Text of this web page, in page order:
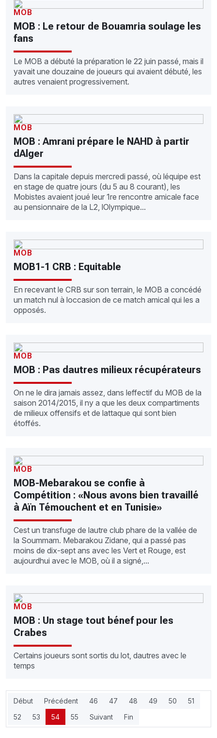
MOB
MOB : Le retour de Bouamria soulage les
fans
Le MOB a débuté la préparation le 22 juin passé, mais il
yavait une douzaine de joueurs qui avaient débuté, les
autres venaient progressivement.
MOB
MOB : Amrani prépare le NAHD à partir
dAlger
Dans la capitale depuis mercredi passé, où léquipe est
en stage de quatre jours (du 5 au 8 courant), les
Mobistes avaient joué leur 1re rencontre amicale face
au pensionnaire de la L2, lOlympique...
MOB
MOB1-1 CRB : Equitable
En recevant le CRB sur son terrain, le MOB a concédé
un match nul à loccasion de ce match amical qui les a
opposés.
MOB
MOB : Pas dautres milieux récupérateurs
On ne le dira jamais assez, dans leffectif du MOB de la
saison 2014/2015, il ny a que les deux compartiments
de milieux offensifs et de lattaque qui sont bien
étoffés.
MOB
MOB-Mebarakou se confie à
Compétition : «Nous avons bien travaillé
à Aïn Témouchent et en Tunisie»
Cest un transfuge de lautre club phare de la vallée de
la Soummam. Mebarakou Zidane, qui a passé pas
moins de dix-sept ans avec les Vert et Rouge, est
aujourdhui avec le MOB, où il a signé,...
MOB
MOB : Un stage tout bénef pour les
Crabes
Certains joueurs sont sortis du lot, dautres avec le
temps
Début Précédent 46 47 48 49 50
51
52
53 54 55 Suivant Fin